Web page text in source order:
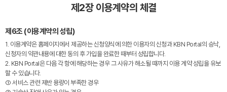
제2장 이용계약의 체결
제6조 (이용계약의 성립)
1. 이용계약은 홈페이지에서 제공하는 신청양식에 의한 이용자의 신청과 KBN Portal의 승낙,
신청자의 약관내용에 대한 동의 후 가입을 완료한 때부터 성립합니다.
2. KBN Portal은 다음 각 항에 해당하는 경우 그 사유가 해소될 때까지 이용 계약 성립을 유보
할 수 있습니다.
① 서비스 관련 제반 용량이 부족한 경우